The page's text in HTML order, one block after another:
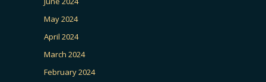
May 2024
April 2024
March 2024
February 2024